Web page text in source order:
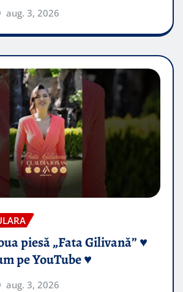
aug. 3, 2026
piesă „Fata Gilivană” ♥️
pe YouTube ♥️
aug. 3, 2026